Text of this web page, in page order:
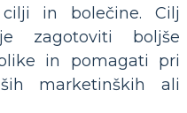
cilji in bolečine. Cilj
zagotoviti boljše
in pomagati pri
marketinških ali